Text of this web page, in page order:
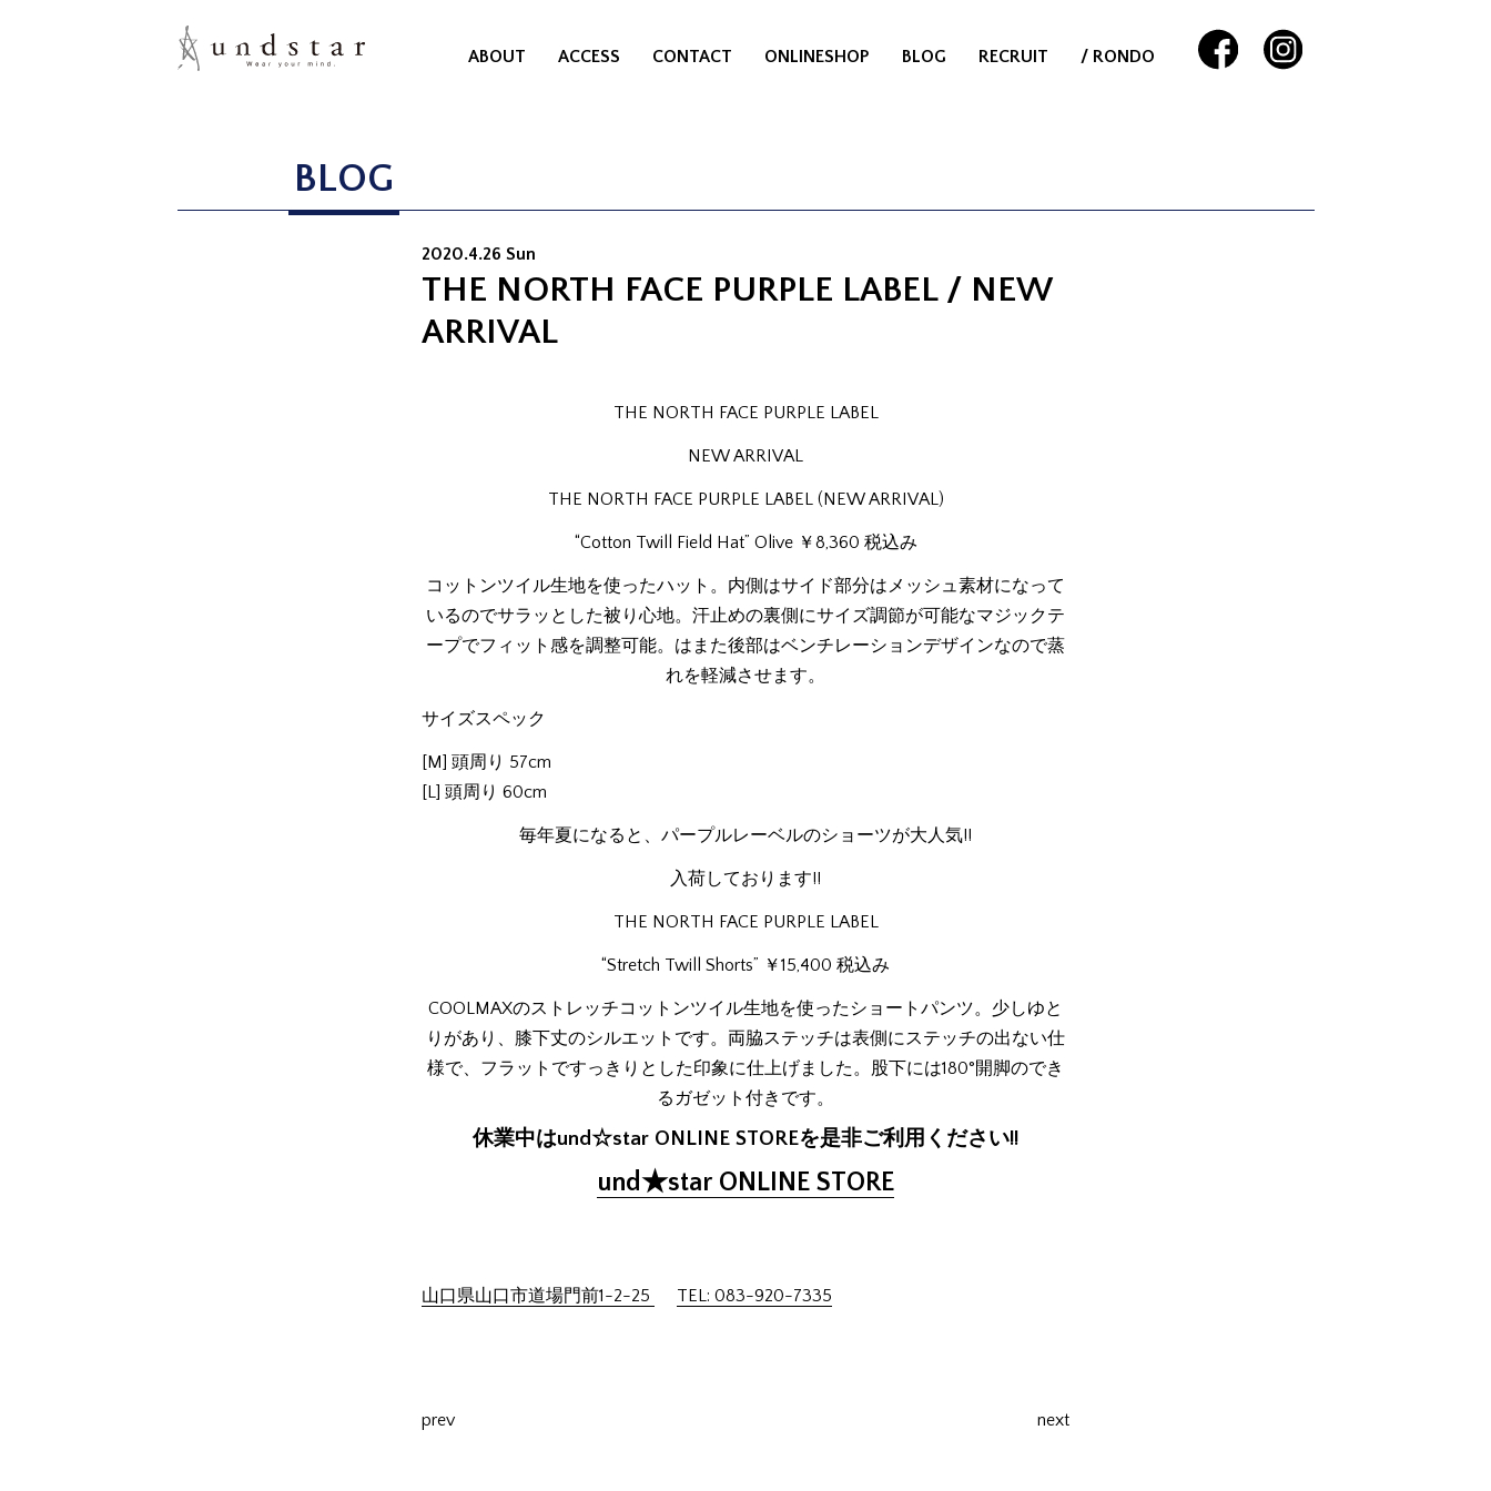
ABOUT ACCESS CONTACT ONLINESHOP BLOG RECRUIT / RONDO
BLOG
2020.4.26 Sun
THE NORTH FACE PURPLE LABEL / NEW
ARRIVAL
THE NORTH FACE PURPLE LABEL
NEW ARRIVAL
THE NORTH FACE PURPLE LABEL (NEW ARRIVAL)
“Cotton Twill Field Hat” Olive ￥8,360 税込み
コットンツイル生地を使ったハット。内側はサイド部分はメッシュ素材になって
いるのでサラッとした被り心地。汗止めの裏側にサイズ調節が可能なマジックテ
ープでフィット感を調整可能。はまた後部はベンチレーションデザインなので蒸
れを軽減させます。
サイズスペック
[M] 頭周り 57cm
[L] 頭周り 60cm
毎年夏になると、パープルレーベルのショーツが大人気!!
入荷しております!!
THE NORTH FACE PURPLE LABEL
“Stretch Twill Shorts” ￥15,400 税込み
COOLMAXのストレッチコットンツイル生地を使ったショートパンツ。少しゆと
りがあり、膝下丈のシルエットです。両脇ステッチは表側にステッチの出ない仕
様で、フラットですっきりとした印象に仕上げました。股下には180°開脚のでき
るガゼット付きです。
休業中はund☆star ONLINE STOREを是非ご利用ください!!
und★star ONLINE STORE
山口県山口市道場門前1-2-25 TEL: 083-920-7335
prev next